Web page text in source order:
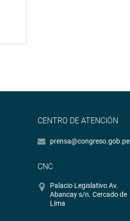
CENTRO DE ATENCIÓN
prensa@congreso.gob.pe
CNC
Palacio Legislativo Av.
Abancay s/n. Cercado de
Lima